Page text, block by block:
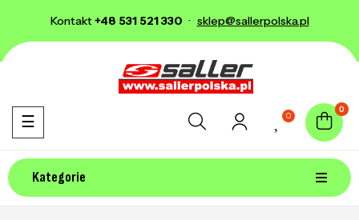
Kontakt+48 531 521 330 · sklep@sallerpolska.pl
0
0
Kategorie
Toggle navigation
☰